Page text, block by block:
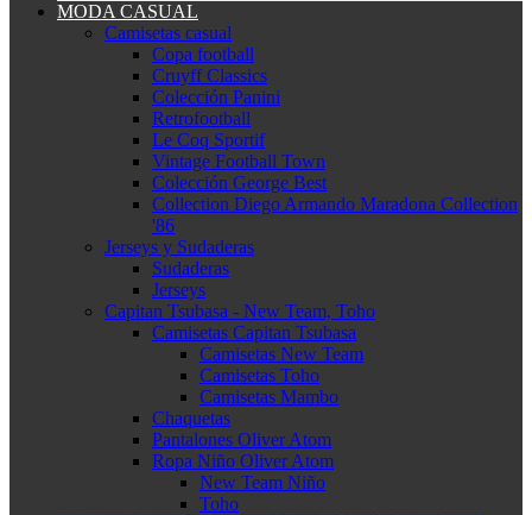
MODA CASUAL
Camisetas casual
Copa football
Cruyff Classics
Colección Panini
Retrofootball
Le Coq Sportif
Vintage Football Town
Colección George Best
Collection Diego Armando Maradona Collection
'86
Jerseys y Sudaderas
Sudaderas
Jerseys
Capitan Tsubasa - New Team, Toho
Camisetas Capitan Tsubasa
Camisetas New Team
Camisetas Toho
Camisetas Mambo
Chaquetas
Pantalones Oliver Atom
Ropa Niño Oliver Atom
New Team Niño
Toho